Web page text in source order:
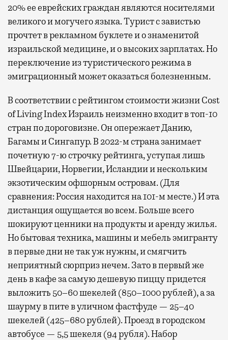
20% ее еврейских граждан являются носителями
великого и могучего языка. Турист с завистью
прочтет в рекламном буклете и о знаменитой
израильской медицине, и о высоких зарплатах. Но
переключение из туристического режима в
эмиграционный может оказаться болезненным.
В соответствии с рейтингом стоимости жизни Cost
of Living Index Израиль неизменно входит в топ-10
стран по дороговизне. Он опережает Данию,
Багамы и Сингапур. В 2022-м страна занимает
почетную 7-ю строчку рейтинга, уступая лишь
Швейцарии, Норвегии, Исландии и нескольким
экзотическим офшорным островам. (Для
сравнения: Россия находится на 101-м месте.) И эта
дистанция ощущается во всем. Больше всего
шокируют ценники на продукты и аренду жилья.
Но бытовая техника, машины и мебель эмигранту
в первые дни не так уж нужны, и смягчить
неприятный сюрприз нечем. Зато в первый же
день в кафе за самую дешевую пиццу придется
выложить 50–60 шекелей (850–1000 рублей), а за
шаурму в пите в уличном фастфуде — 25–40
шекелей (425–680 рублей). Проезд в городском
автобусе — 5,5 шекеля (94 рубля). Набор